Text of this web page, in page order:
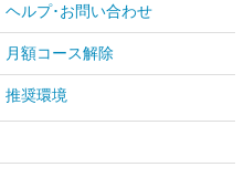
ヘルプ･お問い合わせ
月額コース解除
推奨環境